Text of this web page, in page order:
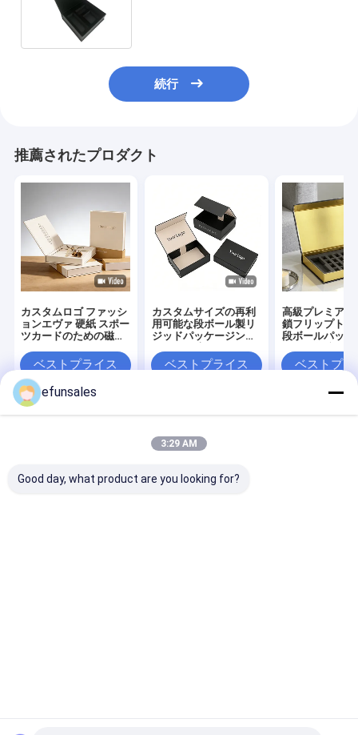
続行
推薦されたプロダクト
カスタムロゴ ファッシ
ョンエヴァ 硬紙 スポー
ツカードのための磁気
クスベストプライス
カスタムサイズの再利
用可能な段ボール製リ
ジッドパッケージング
み式マグネットギフト
ボックス
ベストプライス
高級プレミアム
鎖フリップトッ
段ボールパッケ
紙ギフトボック
ベストプラ
プライバシーポリシー規約
Electronic Technology Co., Ltd. All Rights Reserved.
efunsales
3:29 AM
Good day, what product are you looking for?